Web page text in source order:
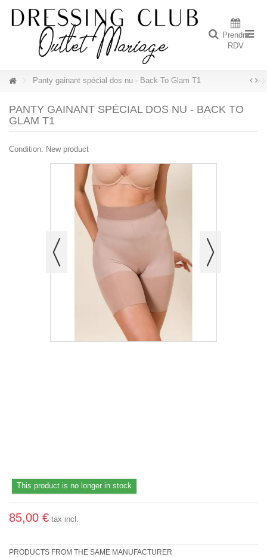
Prendre
RDV
Panty gainant spécial dos nu - Back To Glam T1
PANTY GAINANT SPÉCIAL DOS NU - BACK TO
GLAM T1
Condition: New product
This product is no longer in stock
85,00 € tax incl.
PRODUCTS FROM THE SAME MANUFACTURER